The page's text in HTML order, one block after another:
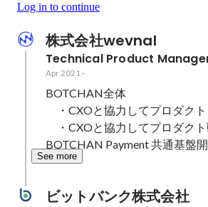
Log in to continue
株式会社wevnal
Technical Product
Apr 2021-
BOTCHAN全体
・CXOと協力してプロダク
・CXOと協力してプロダク
BOTCHAN Payment 共通基盤
See more
ビットバンク株式会社